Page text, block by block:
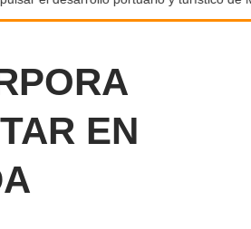
EN